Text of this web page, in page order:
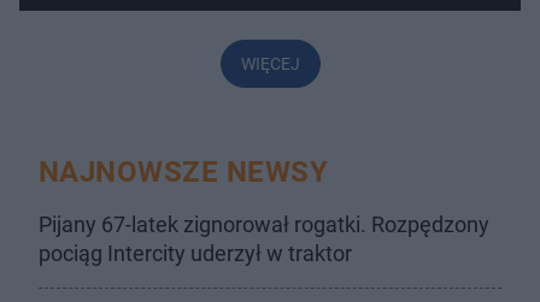
WIĘCEJ
NAJNOWSZE NEWSY
Pijany 67-latek zignorował rogatki. Rozpędzony
pociąg Intercity uderzył w traktor